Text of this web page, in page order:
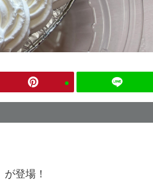
が登場！